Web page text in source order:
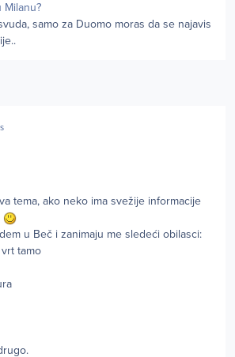
Milanu?
samo za Duomo moras da se najavis
tema, ako neko ima svežije informacije
u Beč i zanimaju me sledeći obilasci:
tamo